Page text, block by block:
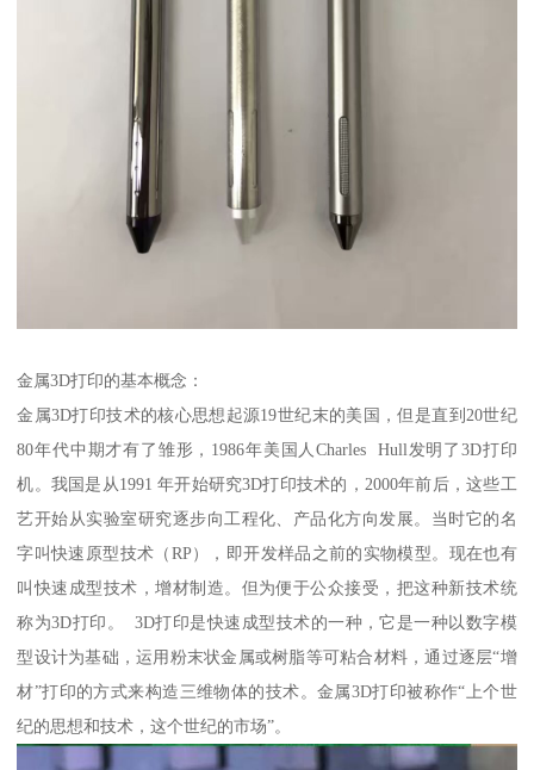
金属3D打印的基本概念：
金属3D打印技术的核心思想起源19世纪末的美国，但是直到20世纪
80年代中期才有了雏形，1986年美国人Charles Hull发明了3D打印
机。我国是从1991 年开始研究3D打印技术的，2000年前后，这些工
艺开始从实验室研究逐步向工程化、产品化方向发展。当时它的名
字叫快速原型技术（RP），即开发样品之前的实物模型。现在也有
叫快速成型技术，增材制造。但为便于公众接受，把这种新技术统
称为3D打印。 3D打印是快速成型技术的一种，它是一种以数字模
型设计为基础，运用粉末状金属或树脂等可粘合材料，通过逐层“增
材”打印的方式来构造三维物体的技术。金属3D打印被称作“上个世
纪的思想和技术，这个世纪的市场”。